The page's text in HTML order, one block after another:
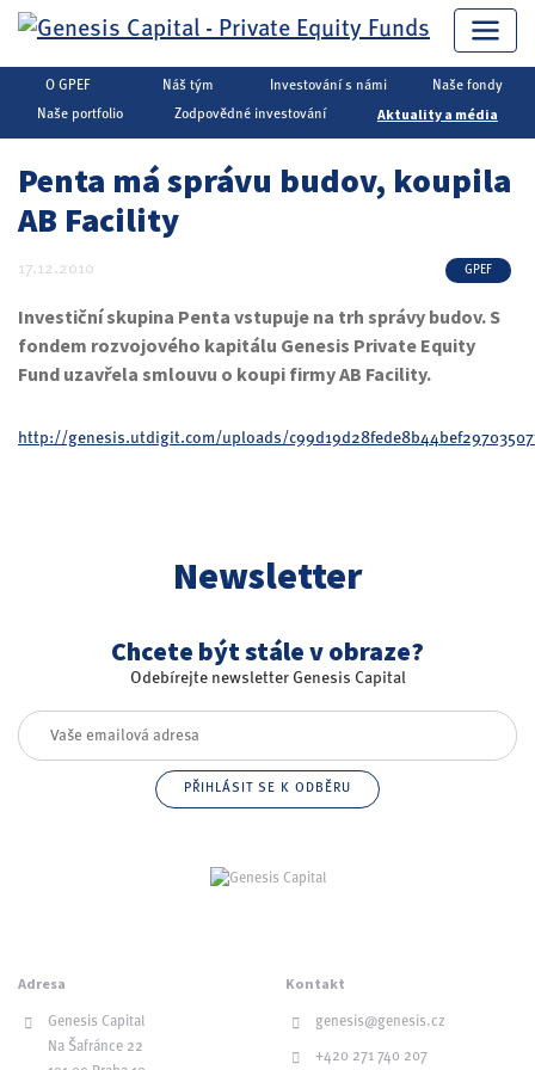
O GPEF Náš tým Investování s námi Naše fondy
Naše portfolio Zodpovědné investování Aktuality a média
Penta má správu budov, koupila
AB Facility
17.12.2010 GPEF
Investiční skupina Penta vstupuje na trh správy budov. S
fondem rozvojového kapitálu Genesis Private Equity
Fund uzavřela smlouvu o koupi firmy AB Facility.
http://genesis.utdigit.com/uploads/
Newsletter
Chcete být stále v obraze?
Odebírejte newsletter Genesis Capital
Adresa
Genesis Capital
Na Šafránce 22
Kontakt
genesis@genesis.cz
+420 271 740 207